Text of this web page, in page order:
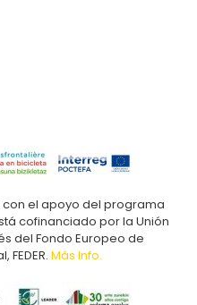
con el apoyo del programa
cofinanciado por la Unión
del Fondo Europeo de
Más Info.